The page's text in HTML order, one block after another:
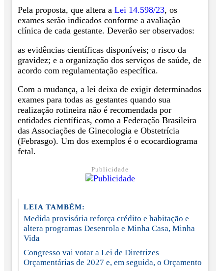
Pela proposta, que altera a Lei 14.598/23, os
exames serão indicados conforme a avaliação
clínica de cada gestante. Deverão ser observados:
as evidências científicas disponíveis; o risco da
gravidez; e a organização dos serviços de saúde, de
acordo com regulamentação específica.
Com a mudança, a lei deixa de exigir determinados
exames para todas as gestantes quando sua
realização rotineira não é recomendada por
entidades científicas, como a Federação Brasileira
das Associações de Ginecologia e Obstetrícia
(Febrasgo). Um dos exemplos é o ecocardiograma
fetal.
Publicidade
LEIA TAMBÉM:
Medida provisória reforça crédito e habitação e
altera programas Desenrola e Minha Casa, Minha
Vida
Congresso vai votar a Lei de Diretrizes
Orçamentárias de 2027 e, em seguida, o Orçamento